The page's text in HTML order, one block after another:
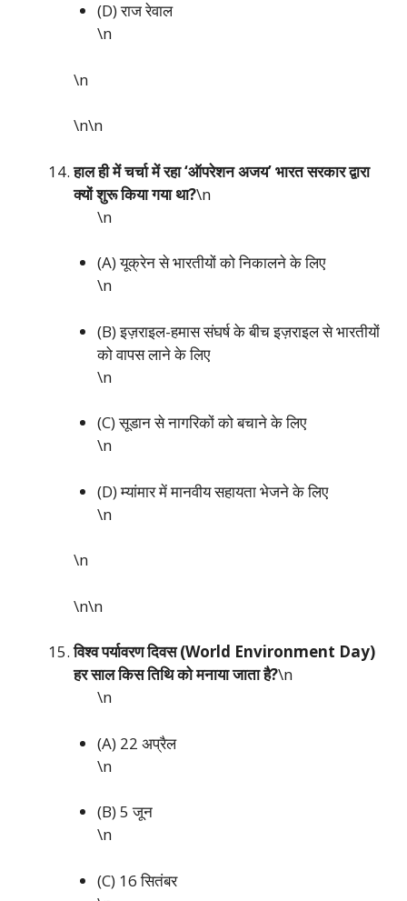
(D) राज रेवाल
\n
\n
\n\n
हाल ही में चर्चा में रहा ‘ऑपरेशन अजय’ भारत सरकार द्वारा
क्यों शुरू किया गया था?\n
\n
(A) यूक्रेन से भारतीयों को निकालने के लिए
\n
(B) इज़राइल-हमास संघर्ष के बीच इज़राइल से भारतीयों
को वापस लाने के लिए
\n
(C) सूडान से नागरिकों को बचाने के लिए
\n
(D) म्यांमार में मानवीय सहायता भेजने के लिए
\n
\n
\n\n
विश्व पर्यावरण दिवस (World Environment Day)
हर साल किस तिथि को मनाया जाता है?\n
\n
(A) 22 अप्रैल
\n
(B) 5 जून
\n
(C) 16 सितंबर